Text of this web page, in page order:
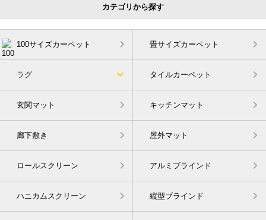
カテゴリから探す
100サイズカーペット 畳サイズカーペット
ラグ タイルカーペット
玄関マット キッチンマット
廊下敷き 屋外マット
ロールスクリーン アルミブラインド
ハニカムスクリーン 縦型ブラインド